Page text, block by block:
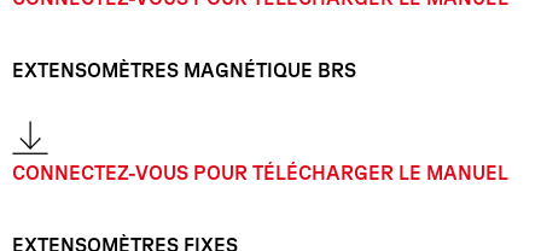
EXTENSOMÈTRES MAGNÉTIQUE BRS
CONNECTEZ-VOUS POUR TÉLÉCHARGER LE MANUEL
EXTENSOMÈTRES FIXES